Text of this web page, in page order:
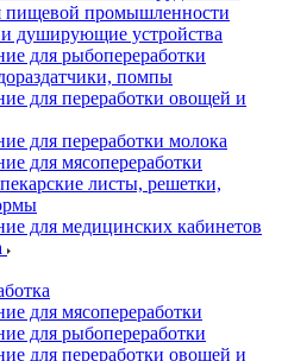
пищевой промышленности
душирующие устройства
для рыбопереработки
помпы
для переработки овощей и
для переработки молока
для мясопереработки
листы, решетки,
для медицинских кабинетов
для мясопереработки
для рыбопереработки
для переработки овощей и